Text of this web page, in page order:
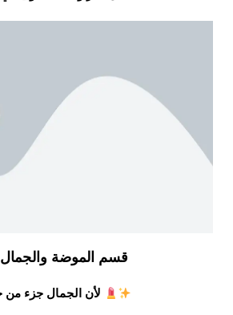
قسم الموضة والجمال